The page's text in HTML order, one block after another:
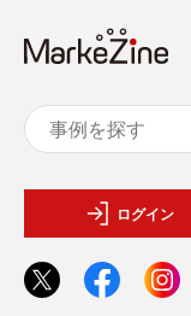
ログイン